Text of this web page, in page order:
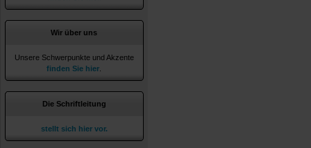
Wir über uns
Unsere Schwerpunkte und Akzente
finden Sie hier
Die Schriftleitung
stellt sich hier vor.